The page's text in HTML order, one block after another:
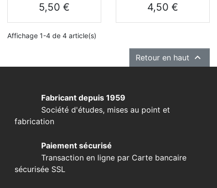
Prix
5,50 € Prix
4,50 €
Affichage 1-4 de 4 article(s)
Retour en haut 
Fabricant depuis 1959
Société d'études, mises au point et
fabrication
Paiement sécurisé
Transaction en ligne par Carte bancaire
sécurisée SSL